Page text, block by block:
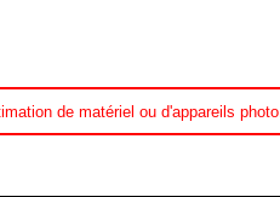
de matériel ou d'appareils photo.